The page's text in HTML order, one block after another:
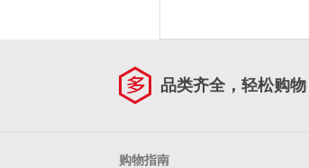
品类齐全，轻松购物
购物指南